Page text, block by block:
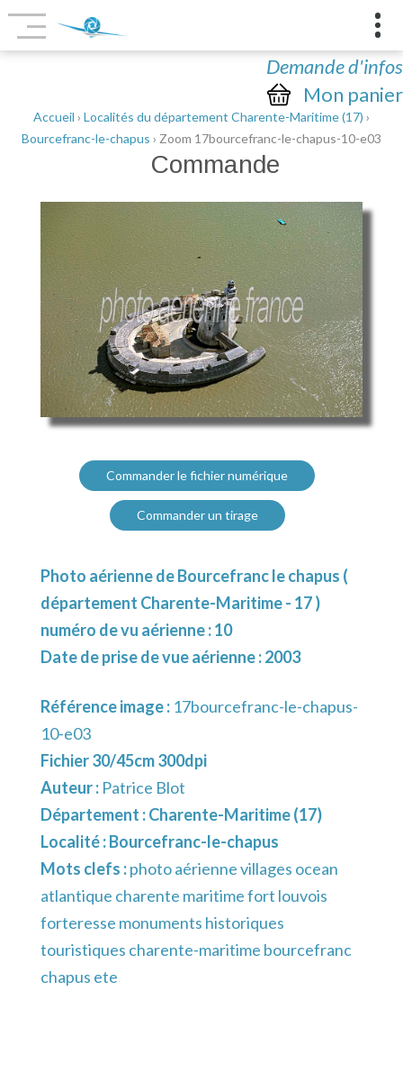
Demande d'infos
Mon panier
Accueil › Localités du département Charente-Maritime (17) ›
Bourcefranc-le-chapus › Zoom 17bourcefranc-le-chapus-10-e03
Commande
Commander le fichier numérique
Commander un tirage
Photo aérienne de Bourcefranc le chapus (
département Charente-Maritime - 17 )
numéro de vu aérienne : 10
Date de prise de vue aérienne : 2003
Référence image : 17bourcefranc-le-chapus-
10-e03
Fichier 30/45cm 300dpi
Auteur : Patrice Blot
Département :Charente-Maritime (17)
Localité :Bourcefranc-le-chapus
Mots clefs :photo aérienne villages ocean
atlantique charente maritime fort louvois
forteresse monuments historiques
touristiques charente-maritime bourcefranc
chapus ete